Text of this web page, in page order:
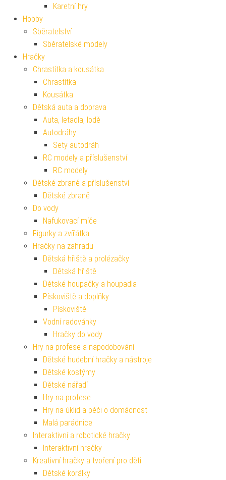
Karetní hry
Hobby
Sběratelství
Sběratelské modely
Hračky
Chrastítka a kousátka
Chrastítka
Kousátka
Dětská auta a doprava
Auta, letadla, lodě
Autodráhy
Sety autodráh
RC modely a příslušenství
RC modely
Dětské zbraně a příslušenství
Dětské zbraně
Do vody
Nafukovací míče
Figurky a zvířátka
Hračky na zahradu
Dětská hřiště a prolézačky
Dětská hřiště
Dětské houpačky a houpadla
Pískoviště a doplňky
Pískoviště
Vodní radovánky
Hračky do vody
Hry na profese a napodobování
Dětské hudební hračky a nástroje
Dětské kostýmy
Dětské nářadí
Hry na profese
Hry na úklid a péči o domácnost
Malá parádnice
Interaktivní a robotické hračky
Interaktivní hračky
Kreativní hračky a tvoření pro děti
Dětské korálky